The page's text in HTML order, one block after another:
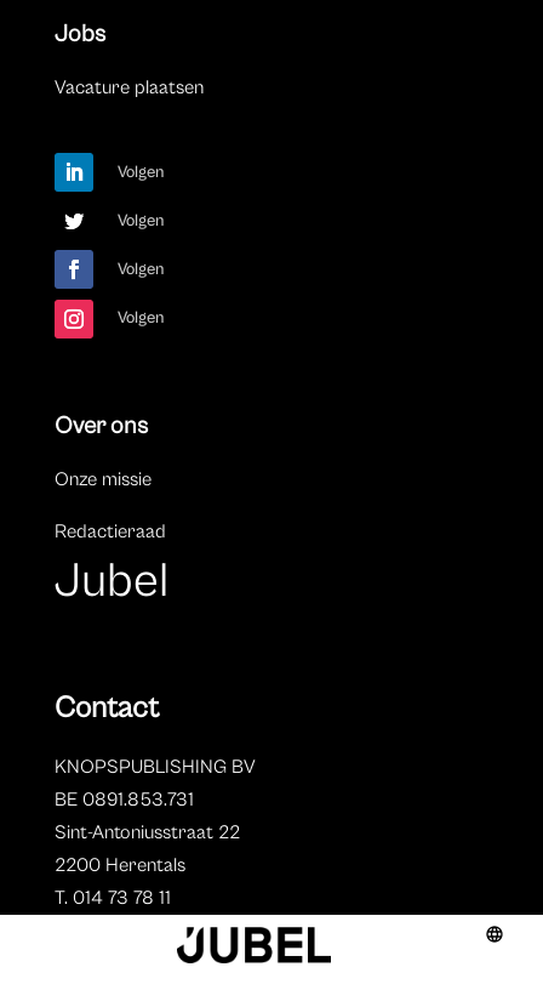
Jobs
Vacature plaatsen
Volgen
Volgen
Volgen
Volgen
Over ons
Onze missie
Redactieraad
Jubel
Contact
KNOPSPUBLISHING BV
BE 0891.853.731
Sint-Antoniusstraat 22
2200 Herentals
T. 014 73 78 11